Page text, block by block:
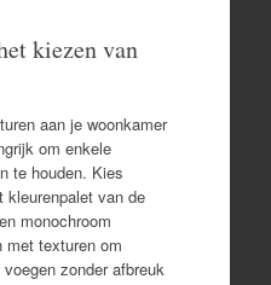
kiezen van
aan je woonkamer
om enkele
te houden. Kies
kleurenpalet van de
monochroom
met texturen om
zonder afbreuk